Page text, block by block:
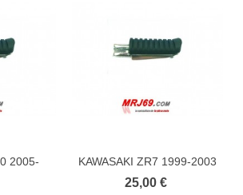
2005-
KAWASAKI ZR7 1999-2003
REPOSE...
25,00 €